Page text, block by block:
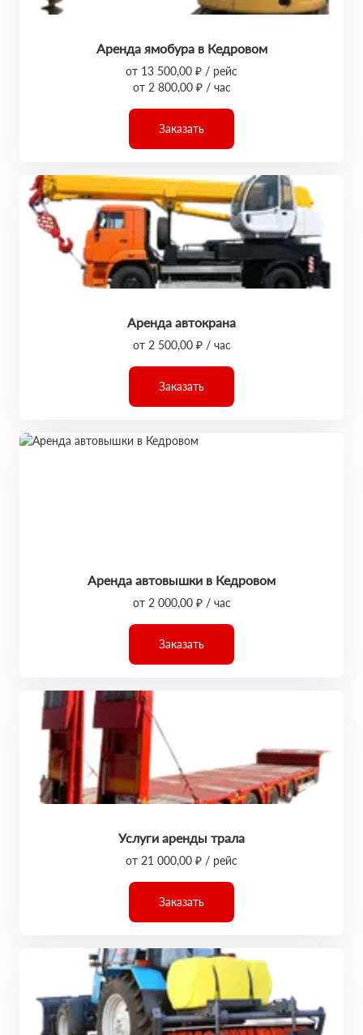
Аренда ямобура в Кедровом
от 13 500,00 ₽ / рейс
от 2 800,00 ₽ / час
Заказать
Аренда автокрана
от 2 500,00 ₽ / час
Заказать
Аренда автовышки в Кедровом
от 2 000,00 ₽ / час
Заказать
Услуги аренды трала
от 21 000,00 ₽ / рейс
Заказать